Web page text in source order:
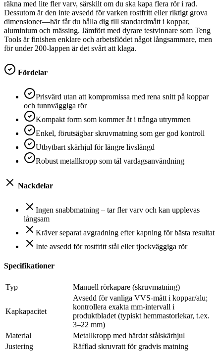
räkna med lite fler varv, särskilt om du ska kapa flera rör i rad.
Dessutom är den inte avsedd för varken rostfritt eller riktigt grova
dimensioner—här får du hålla dig till standardmått i koppar,
aluminium och mässing. Jämfört med dyrare testvinnare som Teng
Tools är finishen enklare och arbetsflödet något långsammare, men
för under 200-lappen är det svårt att klaga.
Fördelar
Prisvärd utan att kompromissa med rena snitt på koppar
och tunnväggiga rör
Kompakt form som kommer åt i trånga utrymmen
Enkel, förutsägbar skruvmatning som ger god kontroll
Utbytbart skärhjul för längre livslängd
Robust metallkropp som tål vardagsanvändning
Nackdelar
Ingen snabbmatning – tar fler varv och kan upplevas
långsam
Kräver separat avgradning efter kapning för bästa resultat
Inte avsedd för rostfritt stål eller tjockväggiga rör
Specifikationer
Typ Manuell rörkapare (skruvmatning)
Kapkapacitet
Avsedd för vanliga VVS-mått i koppar/alu;
kontrollera exakta mm-intervall i
produktbladet (typiskt hemmastorlekar, t.ex.
3–22 mm)
Material
Metallkropp med härdat stålskärhjul
Justering
Räfflad skruvratt för gradvis matning